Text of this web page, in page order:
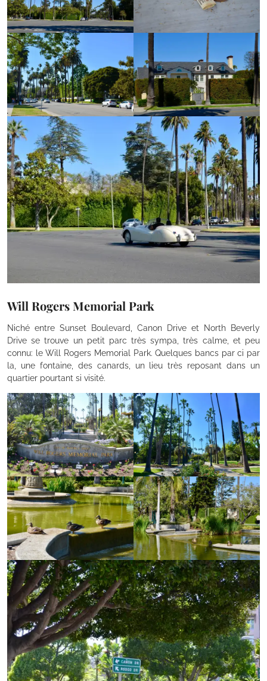
Will Rogers Memorial Park
Niché entre Sunset Boulevard, Canon Drive et North Beverly
Drive se trouve un petit parc très sympa, très calme, et peu
connu: le Will Rogers Memorial Park. Quelques bancs par ci par
la, une fontaine, des canards, un lieu très reposant dans un
quartier pourtant si visité.